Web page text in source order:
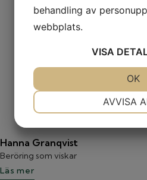
Hanna Granqvist
Beröring som viskar
Läs mer
behandling av
webbplats.
VISA
MARKNADSFÖRING
AVVISA
OK